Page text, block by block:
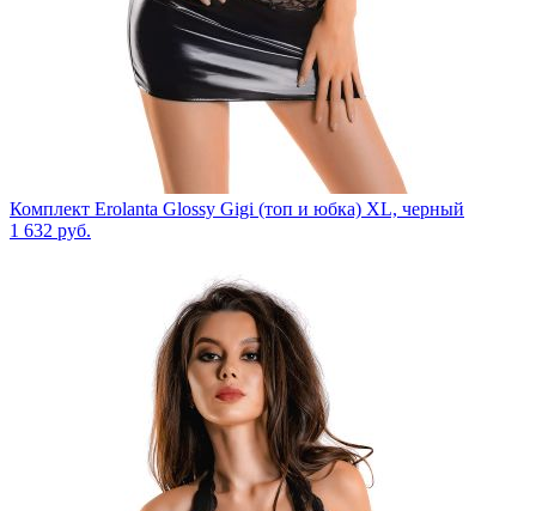
Комплект Erolanta Glossy Gigi (топ и юбка) XL, черный
1 632 руб.